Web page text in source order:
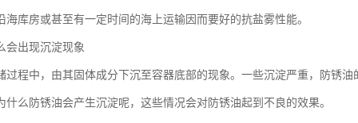
海库房或甚至有一定时间的海上运输因而要好的抗盐雾性能。
会出现沉淀现象
过程中，由其固体成分下沉至容器底部的现象。一些沉淀严重，防锈
什么防锈油会产生沉淀呢，这些情况会对防锈油起到不良的效果。